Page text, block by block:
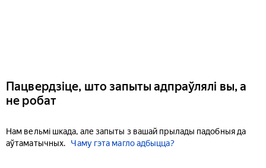
Пацвердзіце, што запыты адпраўлялі вы, а
не робат
Нам вельмі шкада, але запыты з вашай прылады падобныя да
аўтаматычных.
Чаму гэта магло адбыцца?